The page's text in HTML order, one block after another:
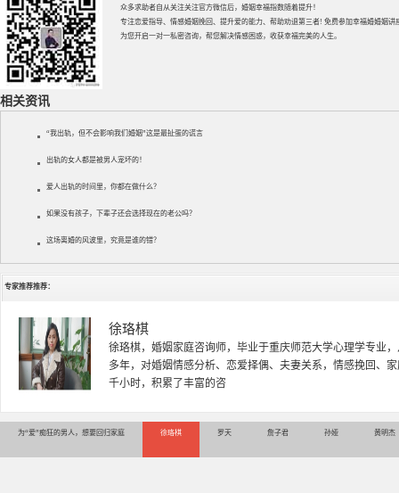
众多求助者自从关注关注官方微信后，婚姻幸福指数随着提升！
专注恋爱指导、 情感婚姻挽回 、提升爱的能力、帮助劝退第三者! 免费参加幸福婚婚姻讲
为您开启一对一私密咨询，帮您解决情感困惑，收获幸福完美的人生。
相关资讯
“我出轨，但不会影响我们婚姻”这是最扯蛋的谎言
出轨的女人都是被男人宠坏的！
爱人出轨的时间里，你都在做什么？
如果没有孩子，下辈子还会选择现在的老公吗？
这场离婚的风波里，究竟是谁的错？
专家推荐推荐：
徐珞棋
徐珞棋，婚姻家庭咨询师，毕业于重庆师范大学心理学专业
多年，对婚姻情感分析、恋爱择偶、夫妻关系，情感挽回、
千小时，积累了丰富的咨
为“爱”痴狂的男人，想要回归家庭 徐珞棋 罗天 詹子君 孙娅 黄明杰